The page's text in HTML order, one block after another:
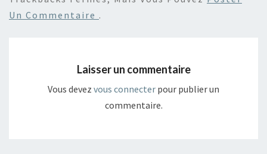
Un Commentaire .
Laisser un commentaire
Vous devez vous connecter pour publier un
commentaire.